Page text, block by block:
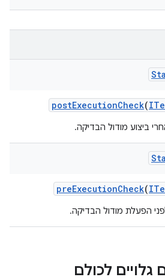
postExecutionCheck(
ביצוע מודול הבדיקה.
preExecutionCheck(
הפעלת מודול הבדיקה.
גלויים לכולם